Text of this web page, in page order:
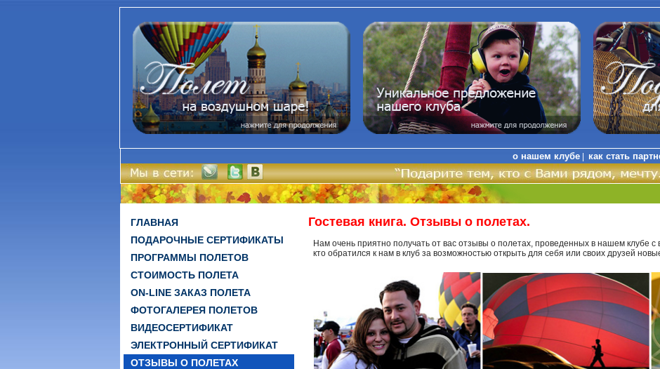
о нашем клубе как стать
ГЛАВНАЯ
ПОДАРОЧНЫЕ СЕРТИФИКАТЫ
ПРОГРАММЫ ПОЛЕТОВ
СТОИМОСТЬ ПОЛЕТА
ON-LINE ЗАКАЗ ПОЛЕТА
ФОТОГАЛЕРЕЯ ПОЛЕТОВ
ВИДЕОСЕРТИФИКАТ
ЭЛЕКТРОННЫЙ СЕРТИФИКАТ
ОТЗЫВЫ О ПОЛЕТАХ
Гостевая книга. Отзывы о полетах.
Нам очень приятно получать от вас отзывы о полетах, проведенных в нашем клубе
кто обратился к нам в клуб за возможностью открыть для себя или своих друзей